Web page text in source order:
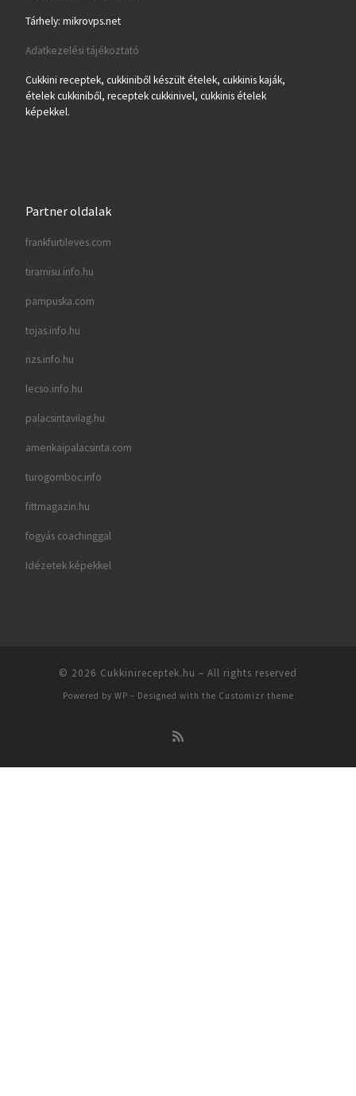
Tárhely: mikrovps.net
Adatkezelési tájékoztató
Cukkini receptek, cukkiniből készült ételek, cukkinis kaják,
ételek cukkiniből, receptek cukkinivel, cukkinis ételek
képekkel.
Partner oldalak
frankfurtileves.com
tiramisu.info.hu
pampuska.com
tojas.info.hu
rizs.info.hu
lecso.info.hu
palacsintavilag.hu
amerikaipalacsinta.com
turogomboc.info
fittmagazin.hu
fogyás coachinggal
Idézetek képekkel
© 2026 Cukkinireceptek.hu – All rights reserved
Powered by WP – Designed with the Customizr theme